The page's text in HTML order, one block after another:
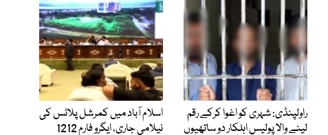
راولپنڈی: شہری کو اغوا کرکے رقم
لینے والا پولیس اہلکار دو ساتھیوں
اسلام آباد میں کمرشل پلاٹس کی
نیلامی جاری، ایگرو فارم 1212